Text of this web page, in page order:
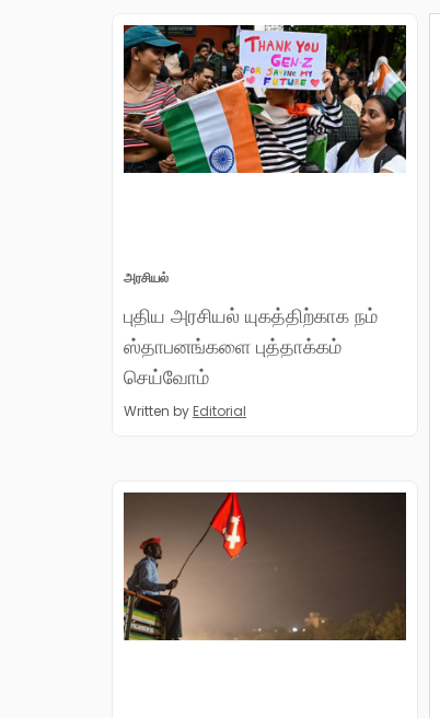
அரசியல்
புதிய அரசியல் யுகத்திற்காக நம்
ஸ்தாபனங்களை புத்தாக்கம்
செய்வோம்
Written by Editorial